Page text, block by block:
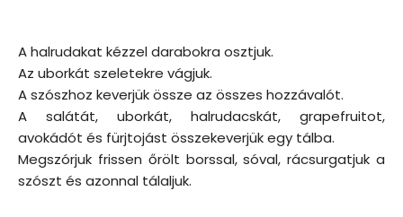
A halrudakat kézzel darabokra osztjuk.
Az uborkát szeletekre vágjuk.
A szószhoz keverjük össze az összes hozzávalót.
A salátát, uborkát, halrudacskát, grapefruitot,
avokádót és fürjtojást összekeverjük egy tálba.
Megszórjuk frissen őrölt borssal, sóval, rácsurgatjuk a
szószt és azonnal tálaljuk.